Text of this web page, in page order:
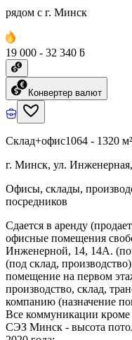
рядом с г. Минск
19 000 - 32 340 ƃ
Конвертер валют
Склад+офис1064 - 1320 м²
г. Минск, ул.
Офисы, склады,
посредников
Сдается в аренду
офисные помещения
Инженерной, 14, 14А.
(под склад,
помещение на первом
производство, склад,
компанию (назначение
Все коммуникации кроме
СЭЗ Минск - высота